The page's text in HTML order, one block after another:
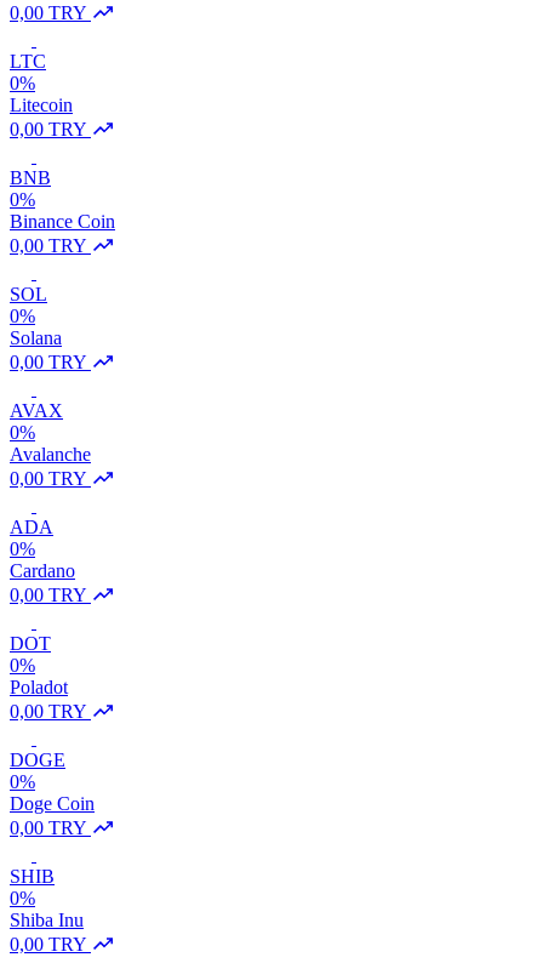
0,00 TRY
LTC
0%
Litecoin
0,00 TRY
BNB
0%
Binance Coin
0,00 TRY
SOL
0%
Solana
0,00 TRY
AVAX
0%
Avalanche
0,00 TRY
ADA
0%
Cardano
0,00 TRY
DOT
0%
Poladot
0,00 TRY
DOGE
0%
Doge Coin
0,00 TRY
SHIB
0%
Shiba Inu
0,00 TRY